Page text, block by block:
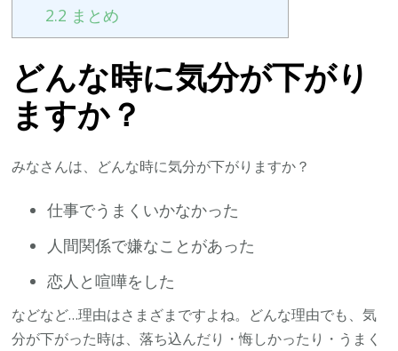
2.2 まとめ
どんな時に気分が下がり
ますか？
みなさんは、どんな時に気分が下がりますか？
仕事でうまくいかなかった
人間関係で嫌なことがあった
恋人と喧嘩をした
などなど…理由はさまざまですよね。どんな理由でも、気
分が下がった時は、落ち込んだり・悔しかったり・うまく